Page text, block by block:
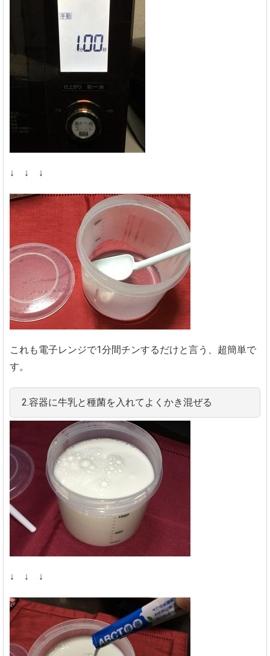
↓ ↓ ↓
これも電子レンジで1分間チンするだけと言う、超簡単で
す。
2.容器に牛乳と種菌を入れてよくかき混ぜる
↓ ↓ ↓